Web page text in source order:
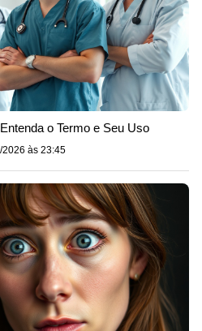
o Termo e Seu Uso
2026 às 23:45